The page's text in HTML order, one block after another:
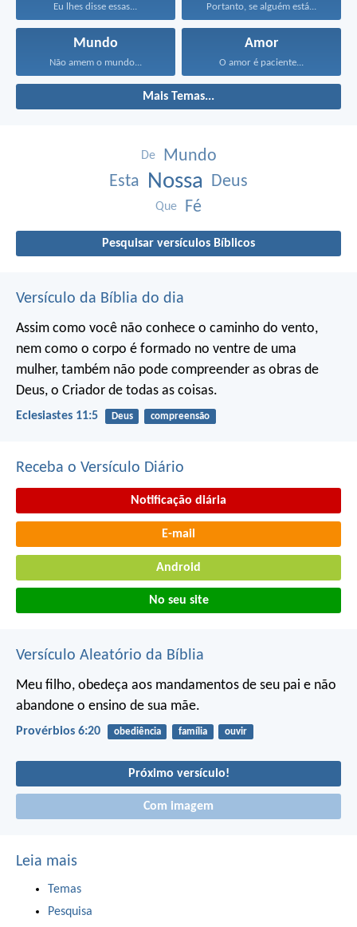
Eu lhes disse essas... Portanto, se alguém está...
Mundo
Não amem o mundo...
Amor
O amor é paciente...
Mais Temas...
De
Mundo
Esta Nossa Deus
Que Fé
Pesquisar versículos Bíblicos
Versículo da Bíblia do dia
Assim como você não conhece o caminho do vento,
nem como o corpo é formado no ventre de uma
mulher, também não pode compreender as obras de
Deus, o Criador de todas as coisas.
Eclesiastes 11:5 Deus compreensão
Receba o Versículo Diário
Notificação diária
E-mail
Android
No seu site
Versículo Aleatório da Bíblia
Meu filho, obedeça aos mandamentos de seu pai e não
abandone o ensino de sua mãe.
Provérbios 6:20 obediência família ouvir
Próximo versículo!
Com imagem
Leia mais
Temas
Pesquisa